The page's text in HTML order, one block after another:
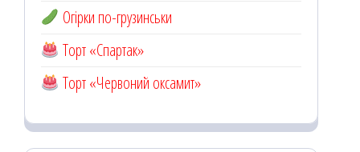
Огірки по-грузинськи
Торт «Спартак»
Торт «Червоний оксамит»